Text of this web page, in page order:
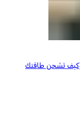
وكيف تشحن طاقتك